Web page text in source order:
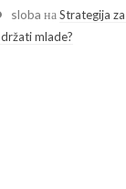
sloba наStrategija
mlade?